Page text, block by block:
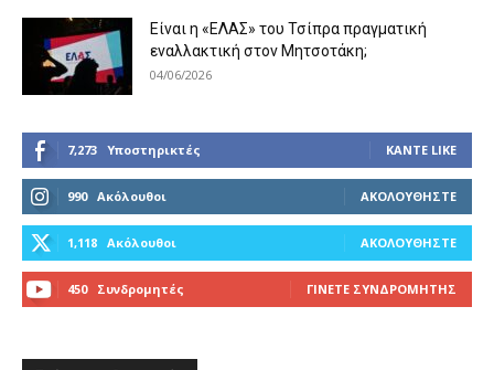
Είναι η «ΕΛΑΣ» του Τσίπρα πραγματική
εναλλακτική στον Μητσοτάκη;
04/06/2026
7,273 Υποστηρικτές ΚΆΝΤΕ LIKE
990 Ακόλουθοι ΑΚΟΛΟΥΘΉΣΤΕ
1,118 Ακόλουθοι ΑΚΟΛΟΥΘΉΣΤΕ
450 Συνδρομητές ΓΊΝΕΤΕ ΣΥΝΔΡΟΜΗΤΉΣ